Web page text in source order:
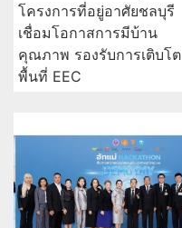
โครงการที่อยู่อาศัยชลบุรี
เชื่อมโอกาสการมีบ้าน
คุณภาพ รองรับการเติบโต
พื้นที่ EEC